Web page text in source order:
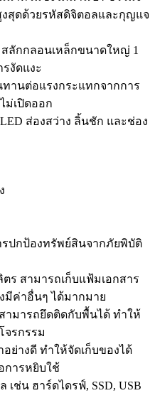
สุดด้วยรหัสดิจิตอลและกุญแจ
สลักกลอนเหล็กขนาดใหญ่ 1
งัดแงะ
ทานต่อแรงกระแทกจากการ
ม่เปิดออก
ส่องสว่าง ลิ้นชัก และช่อง
ปกป้องทรัพย์สินจากภัยพิบัติ
ร สามารถเก็บแฟ้มเอกสาร
มีค่าอื่นๆ ได้มากมาย
ามารถยึดติดกับพื้นได้ ทำให้
จรกรรม
ย่างดี ทำให้จัดเก็บของได้
การหยิบใช้
ช่น ฮาร์ดไดรฟ์, SSD, USB